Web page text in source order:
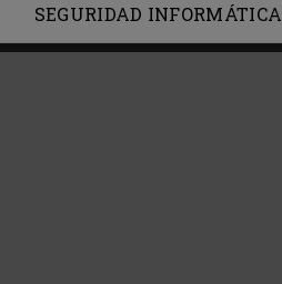
SEGURIDAD INFORMÁTICA